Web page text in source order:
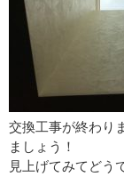
交換工事が終わり
ましょう！
見上げてみてどう